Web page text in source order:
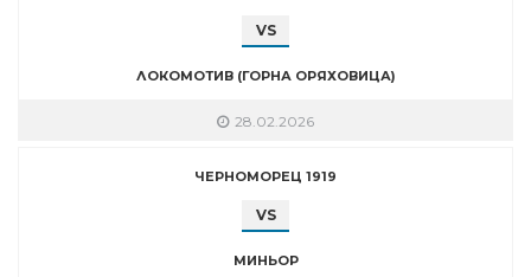
VS
ЛОКОМОТИВ (ГОРНА ОРЯХОВИЦА)
28.02.2026
ЧЕРНОМОРЕЦ 1919
VS
МИНЬОР